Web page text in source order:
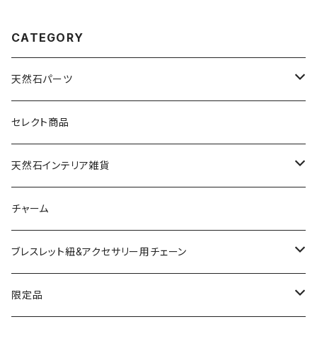
CATEGORY
天然石パーツ
天然石
ドゥルージー
ソーラークォーツ
コッパー
アゲート
セレクト商品
天然石インテリア雑貨
天然石スライスコースター
天然石キャンドルホルダー
チャーム
ブレスレット紐&アクセサリー用チェーン
ネックレスチェーン
限定品